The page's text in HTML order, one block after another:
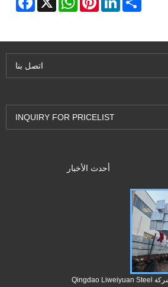
اتصل بنا
INQUIRY FOR PRICELIST
أحدث الأخبار
الإبحار إلى آفاق جديدة! تقوم شركة Qingdao Liweiyuan Steel